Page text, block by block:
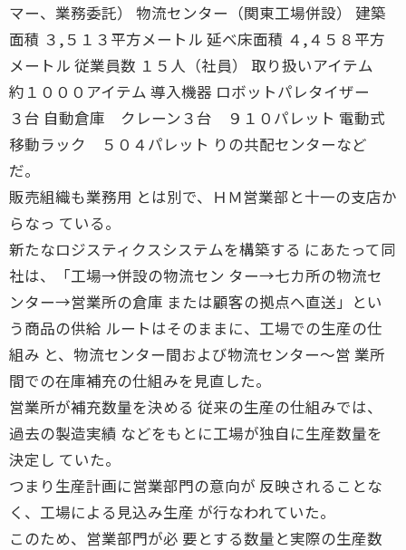
マー、業務委託） 物流センター（関東工場併設） 建築
面積 ３,５１３平方メートル 延べ床面積 ４,４５８平方
メートル 従業員数 １５人（社員） 取り扱いアイテム
約１０００アイテム 導入機器 ロボットパレタイザー
３台 自動倉庫 クレーン３台 ９１０パレット 電動式
移動ラック ５０４パレット りの共配センターなど
だ。
販売組織も業務用 とは別で、ＨＭ営業部と十一の支店か
らなっ ている。
新たなロジスティクスシステムを構築する にあたって同
社は、「工場→併設の物流セン ター→七カ所の物流セ
ンター→営業所の倉庫 または顧客の拠点へ直送」とい
う商品の供給 ルートはそのままに、工場での生産の仕
組み と、物流センター間および物流センター〜営 業所
間での在庫補充の仕組みを見直した。
営業所が補充数量を決める 従来の生産の仕組みでは、
過去の製造実績 などをもとに工場が独自に生産数量を
決定し ていた。
つまり生産計画に営業部門の意向が 反映されることな
く、工場による見込み生産 が行なわれていた。
このため、営業部門が必 要とする数量と実際の生産数